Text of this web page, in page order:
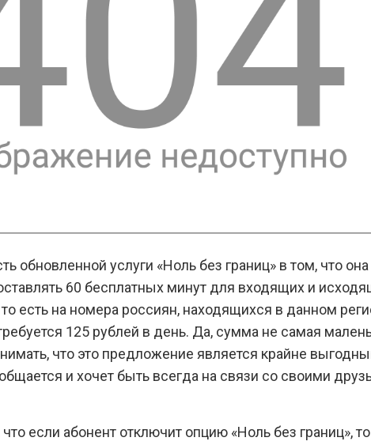
обновленной услуги «Ноль без границ» в том, что
60 бесплатных минут для входящих и
есть на номера россиян, находящихся в данном
125 рублей в день. Да, сумма не самая
что это предложение является крайне
и хочет быть всегда на связи со своими
если абонент отключит опцию «Ноль без границ», то